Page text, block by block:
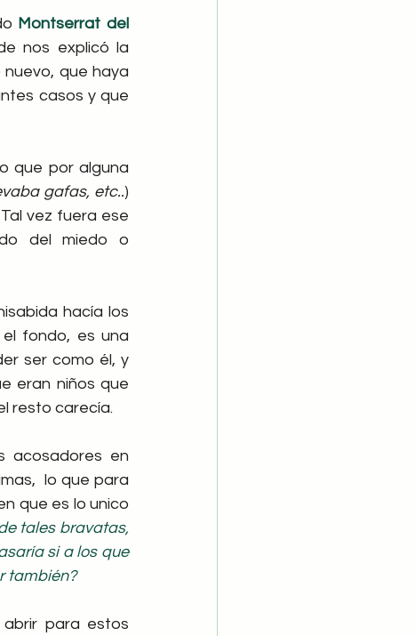
Montserrat del
nos explicó la
que haya
casos y que
que por alguna
gafas, etc..)
vez fuera ese
del miedo o
hacía los
fondo, es una
ser como él, y
eran niños que
resto carecía.
acosadores en
lo que para
que es lo unico
tales bravatas,
si a los que
también?
para estos